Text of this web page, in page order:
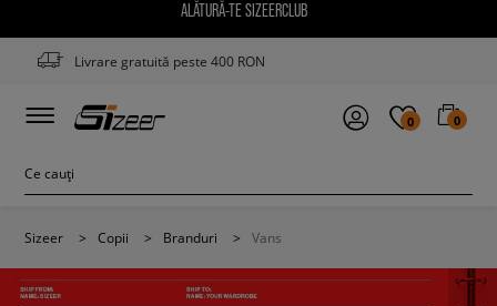
ALĂTURĂ-TE SIZEERCLUB
Livrare gratuită peste 400 RON
0 0
Sizeer > Copii > Branduri > Vans